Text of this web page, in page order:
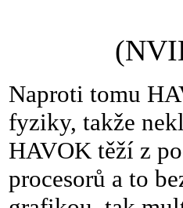
Naproti tomu
fyziky, takže
HAVOK těží z
procesorů a to